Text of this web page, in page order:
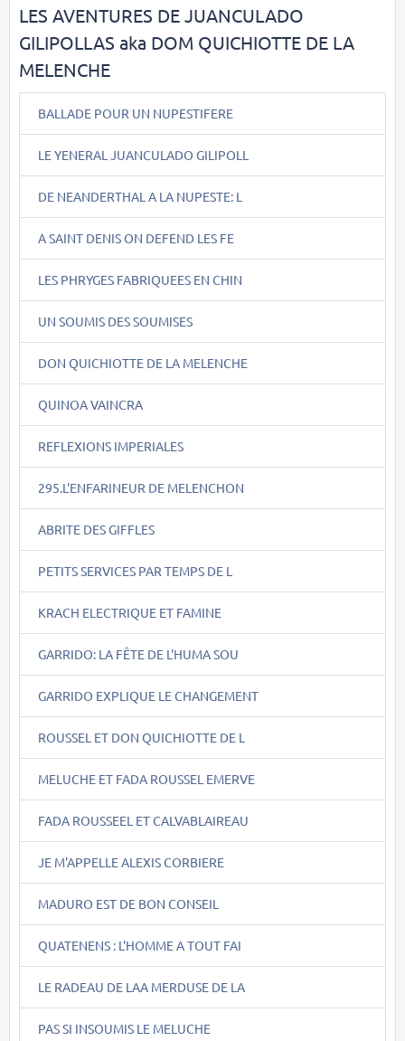
LES AVENTURES DE JUANCULADO
GILIPOLLAS aka DOM QUICHIOTTE DE LA
MELENCHE
BALLADE POUR UN NUPESTIFERE
LE YENERAL JUANCULADO GILIPOLL
DE NEANDERTHAL A LA NUPESTE: L
A SAINT DENIS ON DEFEND LES FE
LES PHRYGES FABRIQUEES EN CHIN
UN SOUMIS DES SOUMISES
DON QUICHIOTTE DE LA MELENCHE
QUINOA VAINCRA
REFLEXIONS IMPERIALES
295.L'ENFARINEUR DE MELENCHON
ABRITE DES GIFFLES
PETITS SERVICES PAR TEMPS DE L
KRACH ELECTRIQUE ET FAMINE
GARRIDO: LA FÊTE DE L'HUMA SOU
GARRIDO EXPLIQUE LE CHANGEMENT
ROUSSEL ET DON QUICHIOTTE DE L
MELUCHE ET FADA ROUSSEL EMERVE
FADA ROUSSEEL ET CALVABLAIREAU
JE M'APPELLE ALEXIS CORBIERE
MADURO EST DE BON CONSEIL
QUATENENS : L'HOMME A TOUT FAI
LE RADEAU DE LAA MERDUSE DE LA
PAS SI INSOUMIS LE MELUCHE